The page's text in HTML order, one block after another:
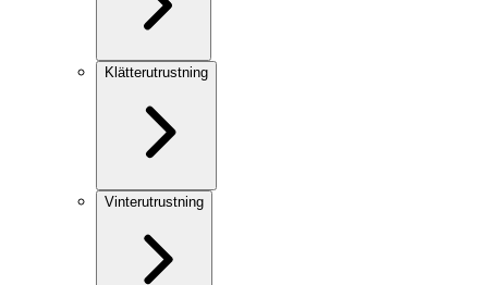
Klätterutrustning
Vinterutrustning